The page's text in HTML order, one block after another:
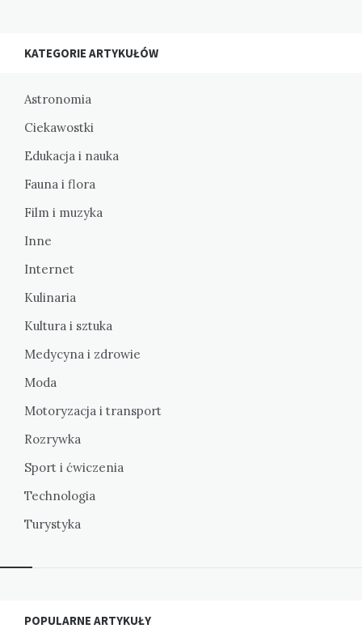
KATEGORIE ARTYKUŁÓW
Astronomia
Ciekawostki
Edukacja i nauka
Fauna i flora
Film i muzyka
Inne
Internet
Kulinaria
Kultura i sztuka
Medycyna i zdrowie
Moda
Motoryzacja i transport
Rozrywka
Sport i ćwiczenia
Technologia
Turystyka
Widgets
POPULARNE ARTYKUŁY